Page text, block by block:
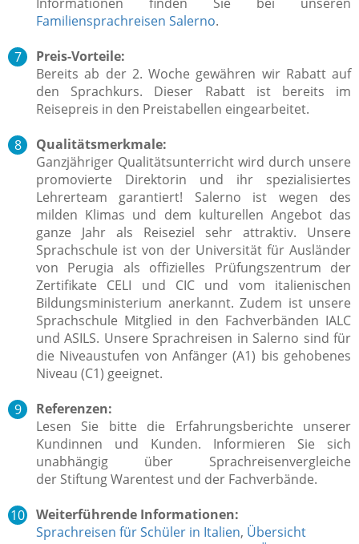
Familiensprachreisen Salerno.
Preis-Vorteile:
Bereits ab der 2. Woche gewähren wir Rabatt auf
den Sprachkurs. Dieser Rabatt ist bereits im
Reisepreis in den Preistabellen eingearbeitet.
Qualitätsmerkmale:
Ganzjähriger Qualitätsunterricht wird durch unsere
promovierte Direktorin und ihr spezialisiertes
Lehrerteam garantiert! Salerno ist wegen des
milden Klimas und dem kulturellen Angebot das
ganze Jahr als Reiseziel sehr attraktiv. Unsere
Sprachschule ist von der Universität für Ausländer
von Perugia als offizielles Prüfungszentrum der
Zertifikate CELI und CIC und vom italienischen
Bildungsministerium anerkannt. Zudem ist unsere
Sprachschule Mitglied in den Fachverbänden IALC
und ASILS. Unsere Sprachreisen in Salerno sind für
die Niveaustufen von Anfänger (A1) bis gehobenes
Niveau (C1) geeignet.
Referenzen:
Lesen Sie bitte die Erfahrungsberichte unserer
Kundinnen und Kunden. Informieren Sie sich
unabhängig über Sprachreisenvergleiche
der Stiftung Warentest und der Fachverbände.
Weiterführende Informationen:
Sprachreisen für Schüler in Italien, Übersicht